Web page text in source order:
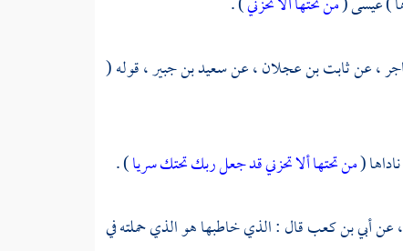
،عنثابت بن عجلان ،عنسعيد بن جبير ،قوله (
ناداها (من تحتها ألا تحزني قد جعل ربك تحتك سريا) .
عنأبي بن كعبقال : الذي خاطبها هو الذي حملته في